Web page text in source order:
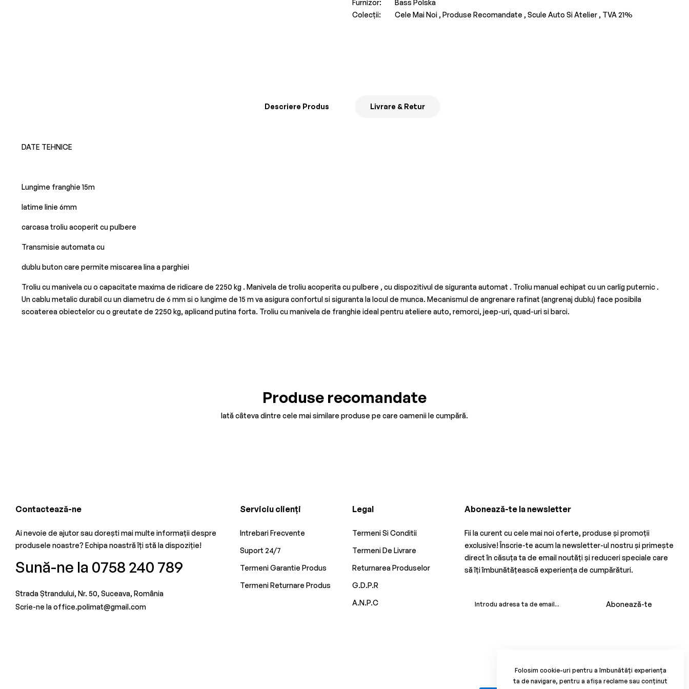
Furnizor:
Bass Polska
Colecții:
Cele Mai Noi , Produse Recomandate , Scule Auto Si Atelier , TVA 21%
Descriere Produs Livrare & Retur
DATE TEHNICE
Lungime franghie 15m
latime linie 6mm
carcasa troliu acoperit cu pulbere
Transmisie automata cu
dublu buton care permite miscarea lina a parghiei
Troliu cu manivela cu o capacitate maxima de ridicare de 2250 kg . Manivela de troliu acoperita cu pulbere , cu dispozitivul de siguranta automat . Troliu manual echipat cu un carlig puternic .
Un cablu metalic durabil cu un diametru de 6 mm si o lungime de 15 m va asigura confortul si siguranta la locul de munca. Mecanismul de angrenare rafinat (angrenaj dublu) face posibila
scoaterea obiectelor cu o greutate de 2250 kg, aplicand putina forta. Troliu cu manivela de franghie ideal pentru ateliere auto, remorci, jeep-uri, quad-uri si barci.
Produse recomandate
Iată câteva dintre cele mai similare produse pe care oamenii le cumpără.
Contactează-ne
Ai nevoie de ajutor sau dorești mai multe informații despre
produsele noastre? Echipa noastră îți stă la dispoziție!
Sună-ne la 0758 240 789
Strada Ștrandului, Nr. 50, Suceava, România
Scrie-ne la office.polimat@gmail.com
Serviciu clienți
Intrebari Frecvente
Suport 24/7
Termeni Garantie Produs
Termeni Returnare Produs
Legal
Termeni Si Conditii
Termeni De Livrare
Returnarea Produselor
G.D.P.R
A.N.P.C
Abonează-te la newsletter
Fii la curent cu cele mai noi oferte, produse și promoții
exclusive! Înscrie-te acum la newsletter-ul nostru și primește
direct în căsuța ta de email noutăți și reduceri speciale care
să îți îmbunătățească experiența de cumpărături.
Abonează-te
Folosim cookie-uri pentru a îmbunătăți experiența
ta de navigare, pentru a afișa reclame sau conținut